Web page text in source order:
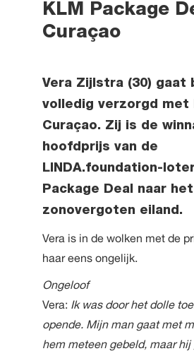
KLM Package
Curaçao
Vera Zijlstra (30) gaat
volledig verzorgd met
Curaçao. Zij is de
hoofdprijs van de
LINDA.foundation-
Package Deal naar het
zonovergoten eiland.
Vera is in de wolken met de
haar eens ongelijk.
Ongeloof
Vera: Ik was door het dolle
opende. Mijn man gaat met
hem meteen gebeld, maar